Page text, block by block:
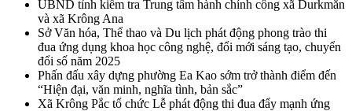
UBND tỉnh kiểm tra Trung tâm hành chính công xã Durkmăn
và xã Krông Ana
Sở Văn hóa, Thể thao và Du lịch phát động phong trào thi
đua ứng dụng khoa học công nghệ, đổi mới sáng tạo, chuyển
đổi số năm 2025
Phấn đấu xây dựng phường Ea Kao sớm trở thành điểm đến
“Hiện đại, văn minh, nghĩa tình, bản sắc”
Xã Krông Pắc tổ chức Lễ phát động thi đua đẩy mạnh ứng